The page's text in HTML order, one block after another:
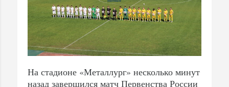
На стадионе «Металлург» несколько минут
назад завершился матч Первенства России